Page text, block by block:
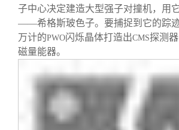
子中心决定建造大型强子对撞机，用
——希格斯玻色子。要捕捉到它的踪
万计的PWO闪烁晶体打造出CMS探测
磁量能器。